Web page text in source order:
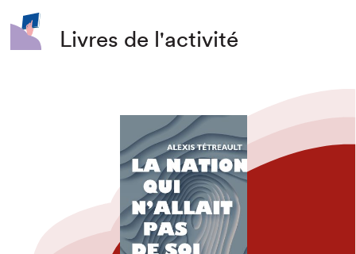
Livres de l'activité